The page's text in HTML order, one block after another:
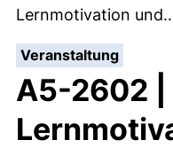
Lernmotivation
Veranstaltung:
A5-2602 |